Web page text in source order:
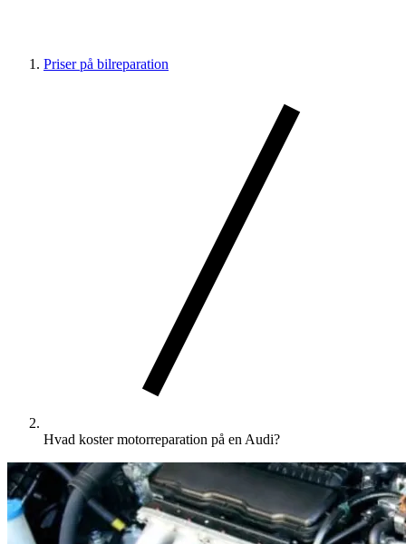
Priser på bilreparation
Hvad koster motorreparation på en Audi?